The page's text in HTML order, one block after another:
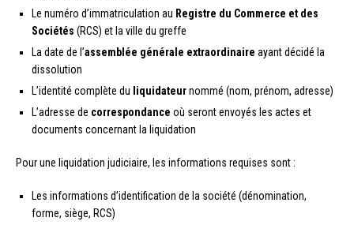
Le numéro d’immatriculation au Registre du Commerce et des
Sociétés (RCS) et la ville du greffe
La date de l’assemblée générale extraordinaire ayant décidé la
dissolution
L’identité complète du liquidateurnommé (nom, prénom, adresse)
L’adresse de correspondance où seront envoyés les actes et
documents concernant la liquidation
Pour une liquidation judiciaire, les informations requises sont :
Les informations d’identification de la société (dénomination,
forme, siège, RCS)